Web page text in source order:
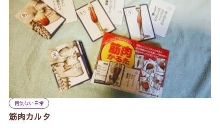
何気ない日常
筋肉カルタ